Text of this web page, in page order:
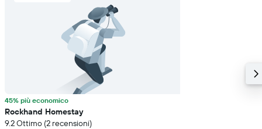
45% più economico
Rockhand Homestay
9.2 Ottimo (2 recensioni)